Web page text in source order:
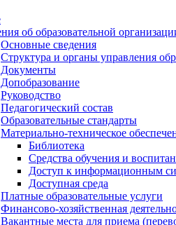
об образовательной
Основные сведения
Структура и органы управления
Документы
Допобразование
Руководство
Педагогический состав
Образовательные стандарты
Материально-техническое
Библиотека
Средства обучения и
Доступ к информационным
Доступная среда
Платные образовательные услуги
Финансово-хозяйственная
Вакантные места для приема